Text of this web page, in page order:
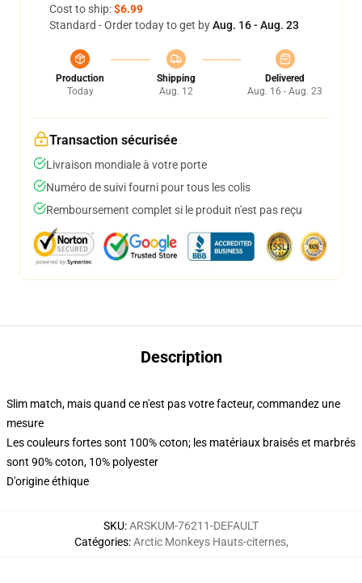
Cost to ship:$6.99
Standard - Order today to get byAug. 16 - Aug. 23
Production
Today
Shipping
Aug. 12
Delivered
Aug. 16 - Aug. 23
Transaction sécurisée
Livraison mondiale à votre porte
Numéro de suivi fourni pour tous les colis
Remboursement complet si le produit n'est pas reçu
Description
Slim match, mais quand ce n'est pas votre facteur, commandez une
mesure
Les couleurs fortes sont 100% coton; les matériaux braisés et marbrés
sont 90% coton, 10% polyester
D'origine éthique
SKU:ARSKUM-76211-DEFAULT
Catégories:Arctic Monkeys Hauts-citernes,